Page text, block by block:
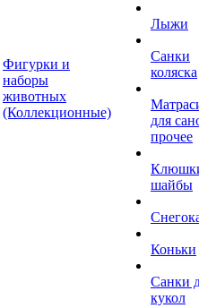
Фигурки и
наборы
животных
(Коллекционные)
Лыжи
Санки
коляска
для
прочее
шайбы
Коньки
Санки
кукол